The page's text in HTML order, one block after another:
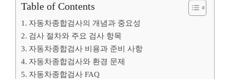
Table of Contents
자동차종합검사의 개념과 중요성
검사 절차와 주요 검사 항목
자동차종합검사 비용과 준비 사항
자동차종합검사와 환경 문제
자동차종합검사 FAQ